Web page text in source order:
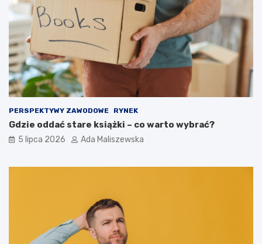
PERSPEKTYWY ZAWODOWE RYNEK
Gdzie oddać stare książki – co warto wybrać?
5 lipca 2026 Ada Maliszewska